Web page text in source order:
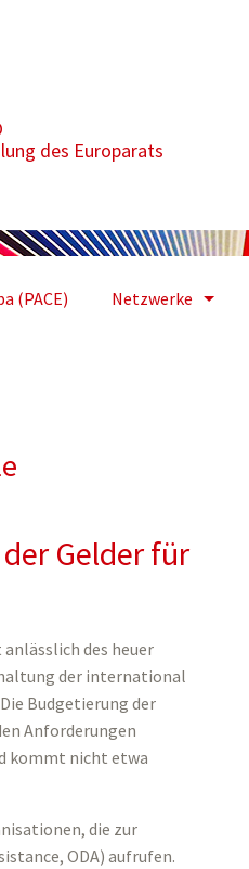
des Europarats
(PACE) Netzwerke
Gelder für
des heuer
der international
Budgetierung der
Anforderungen
kommt nicht etwa
die zur
ODA) aufrufen.